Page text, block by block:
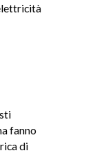
fanno
di